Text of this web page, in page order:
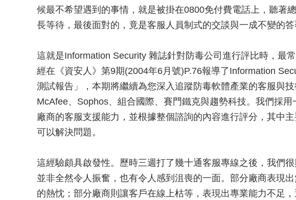
候最不希望遇到的事情，就是被掛在0800免付費電話上，聽著
長等待，最後面對的，竟是客服人員制式的交談與一成不變的答
這就是Information Security 雜誌針對防毒公司進行評比時，最
經在《資安人》第9期(2004年6月號)P.76報導了Information
測試報告」，本期將繼續為您深入追蹤防毒軟體產業的客服與
McAfee、Sophos、組合國際、賽門鐵克與趨勢科技。我們採
廠商的客服支援能力，並根據整個諮詢的內容進行評分，其中
可以解決問題。
這經驗頗具啟發性。歷時三週打了幾十通客服專線之後，我們
並非全然令人振奮，也有令人感到沮喪的一面。部分廠商表現
的熱忱；部分廠商則讓客戶在線上枯等，表現出專業能力不足